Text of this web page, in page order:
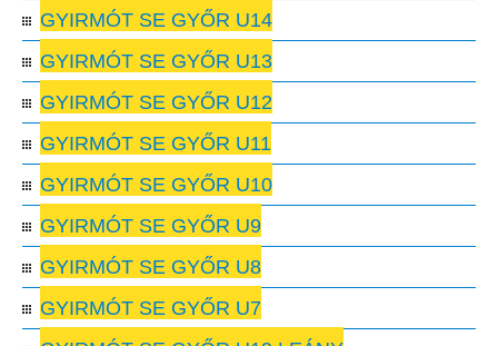
GYIRMÓT SE GYŐR U14
GYIRMÓT SE GYŐR U13
GYIRMÓT SE GYŐR U12
GYIRMÓT SE GYŐR U11
GYIRMÓT SE GYŐR U10
GYIRMÓT SE GYŐR U9
GYIRMÓT SE GYŐR U8
GYIRMÓT SE GYŐR U7